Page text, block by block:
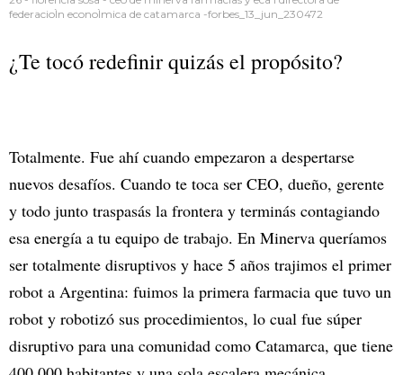
federacioÌn econoÌmica de catamarca -forbes_13_jun_230472
¿Te tocó redefinir quizás el propósito?
Totalmente. Fue ahí cuando empezaron a despertarse
nuevos desafíos. Cuando te toca ser CEO, dueño, gerente
y todo junto traspasás la frontera y terminás contagiando
esa energía a tu equipo de trabajo. En Minerva queríamos
ser totalmente disruptivos y hace 5 años trajimos el primer
robot a Argentina: fuimos la primera farmacia que tuvo un
robot y robotizó sus procedimientos, lo cual fue súper
disruptivo para una comunidad como Catamarca, que tiene